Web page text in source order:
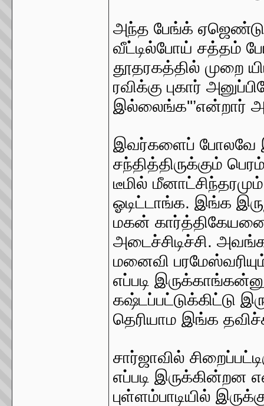
அந்த பேங்க்
வீட்டில்போய் சத்தம்
தூதரகத்தில் முறை
ரவிக்கு புகார்
இல்லைங்க''’என்றார்
இவர்களைப் போலவே
சந்தித்திருக்கும்
டீமில்
ஓடிட்டாங்க. இங்க
மகன்
அடைச்சிடிச்சி.
மனைவி
எப்படி
கஷ்டப்பட்டுக்கிட்டு
தெரியாம இங்க
சார்ஜாவில்
எப்படி இருக்கின்றன
புள்ளம்பாடியில்